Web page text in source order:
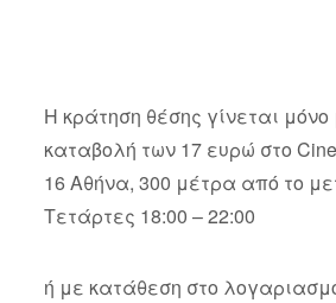
Η κράτηση θέσης γίνεται μόνο
καταβολή των 17 ευρώ στο
16 Αθήνα, 300 μέτρα από το
Τετάρτες 18:00 – 22:00
ή με κατάθεση στο